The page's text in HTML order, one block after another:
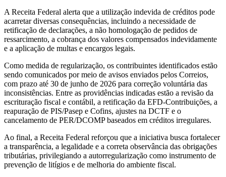
A Receita Federal alerta que a utilização indevida de créditos pode
acarretar diversas consequências, incluindo a necessidade de
retificação de declarações, a não homologação de pedidos de
ressarcimento, a cobrança dos valores compensados indevidamente
e a aplicação de multas e encargos legais.
Como medida de regularização, os contribuintes identificados estão
sendo comunicados por meio de avisos enviados pelos Correios,
com prazo até 30 de junho de 2026 para correção voluntária das
inconsistências. Entre as providências indicadas estão a revisão da
escrituração fiscal e contábil, a retificação da EFD-Contribuições, a
reapuração de PIS/Pasep e Cofins, ajustes na DCTF e o
cancelamento de PER/DCOMP baseados em créditos irregulares.
Ao final, a Receita Federal reforçou que a iniciativa busca fortalecer
a transparência, a legalidade e a correta observância das obrigações
tributárias, privilegiando a autorregularização como instrumento de
prevenção de litígios e de melhoria do ambiente fiscal.